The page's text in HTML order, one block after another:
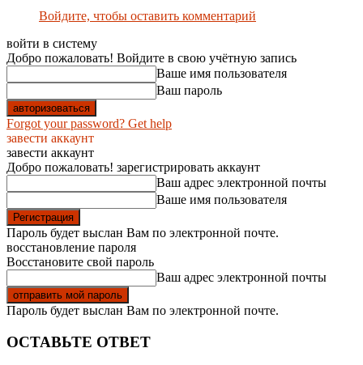
Войдите, чтобы оставить комментарий
войти в систему
Добро пожаловать! Войдите в свою учётную запись
Ваше имя пользователя
Ваш пароль
Forgot your password? Get help
завести аккаунт
завести аккаунт
Добро пожаловать! зарегистрировать аккаунт
Ваш адрес электронной почты
Ваше имя пользователя
Пароль будет выслан Вам по электронной почте.
восстановление пароля
Восстановите свой пароль
Ваш адрес электронной почты
Пароль будет выслан Вам по электронной почте.
ОСТАВЬТЕ ОТВЕТ